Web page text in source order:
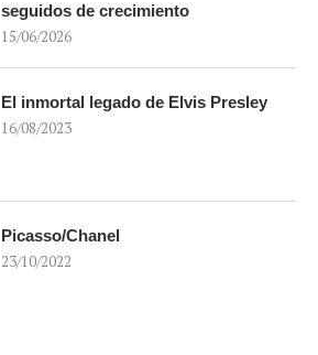
seguidos de crecimiento
15/06/2026
El inmortal legado de Elvis Presley
16/08/2023
Picasso/Chanel
23/10/2022